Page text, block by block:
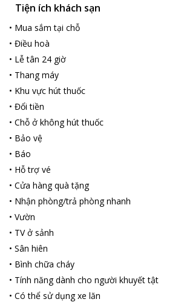
núi và đi xe đạp là hoạt động được ưa
Ngoài ra, chỗ nghỉ có dịch vụ thuê ô tô.
Bay cách Bãi biển Xuân Thiều 2.2 km và
Indochina Riverside 4.2 km. Sân bay gần
Đà Nẵng, cách khách sạn 4 km.
Tiện ích khách sạn
• Mua sắm tại chỗ
• Điều hoà
• Lễ tân 24 giờ
• Thang máy
• Khu vực hút thuốc
• Đổi tiền
• Chỗ ở không hút thuốc
• Bảo vệ
• Báo
• Hỗ trợ vé
• Cửa hàng quà tặng
• Nhận phòng/trả phòng nhanh
• Vườn
• TV ở sảnh
• Sân hiên
• Bình chữa cháy
• Tính năng dành cho người khuyết tật
• Có thể sử dụng xe lăn